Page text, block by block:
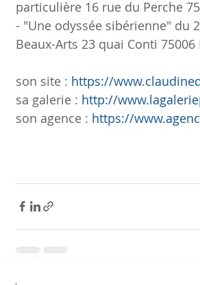
particulière 16 rue du Perche
- "Une odyssée sibérienne" du
Beaux-Arts 23 quai Conti 75006
son site : https://
sa galerie : http://
son agence : https://